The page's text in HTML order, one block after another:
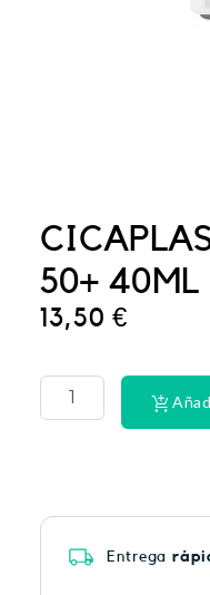
50+ 40ML
13,50€
ULTRA
HEAT
PLUS
Entrega